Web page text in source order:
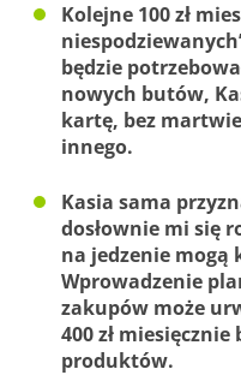
Kolejne 100 zł
będzie
nowych butów,
kartę, bez
innego.
Kasia sama
dosłownie mi się
na jedzenie mogą
Wprowadzenie
zakupów może
400 zł
produktów.